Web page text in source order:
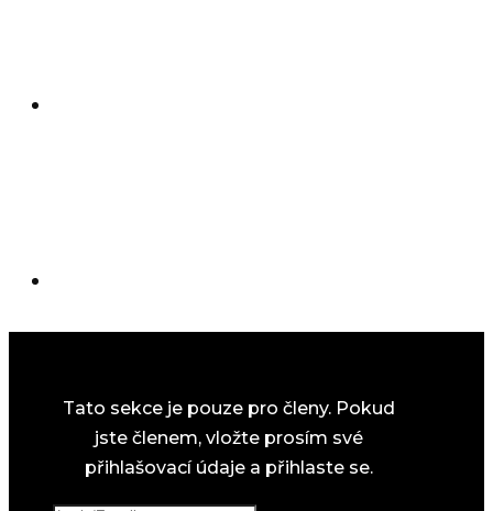
Tato sekce je pouze pro členy. Pokud
jste členem, vložte prosím své
přihlašovací údaje a přihlaste se.